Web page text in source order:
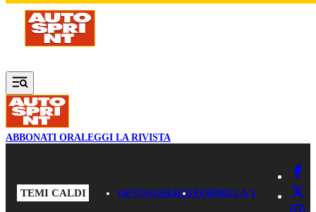
Vai al contenuto principale
ABBONATI ORALEGGI LA RIVISTA
TEMI CALDI GP UNGHERIAFORMULA 1